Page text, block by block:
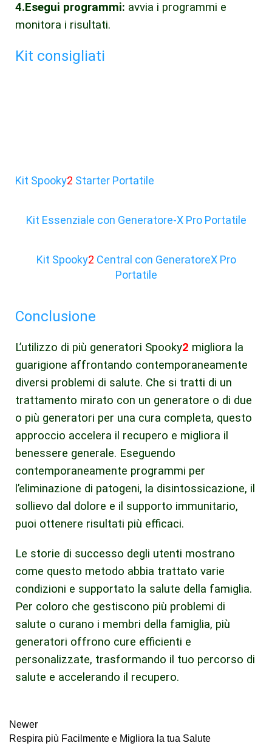
4.Esegui programmi: avvia i programmi e
monitora i risultati.
Kit consigliati
Kit Spooky2 Starter Portatile
Kit Essenziale con Generatore-X Pro Portatile
Kit Spooky2 Central con GeneratoreX Pro
Portatile
Conclusione
L’utilizzo di più generatori Spooky2 migliora la
guarigione affrontando contemporaneamente
diversi problemi di salute. Che si tratti di un
trattamento mirato con un generatore o di due
o più generatori per una cura completa, questo
approccio accelera il recupero e migliora il
benessere generale. Eseguendo
contemporaneamente programmi per
l’eliminazione di patogeni, la disintossicazione, il
sollievo dal dolore e il supporto immunitario,
puoi ottenere risultati più efficaci.
Le storie di successo degli utenti mostrano
come questo metodo abbia trattato varie
condizioni e supportato la salute della famiglia.
Per coloro che gestiscono più problemi di
salute o curano i membri della famiglia, più
generatori offrono cure efficienti e
personalizzate, trasformando il tuo percorso di
salute e accelerando il recupero.
Newer
Respira più Facilmente e Migliora la tua Salute